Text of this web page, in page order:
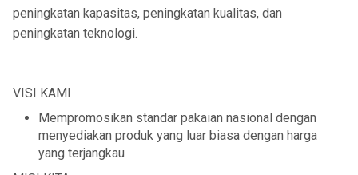
peningkatan kapasitas, peningkatan kualitas, dan
peningkatan teknologi.
VISI KAMI
Mempromosikan standar pakaian nasional dengan
menyediakan produk yang luar biasa dengan harga
yang terjangkau